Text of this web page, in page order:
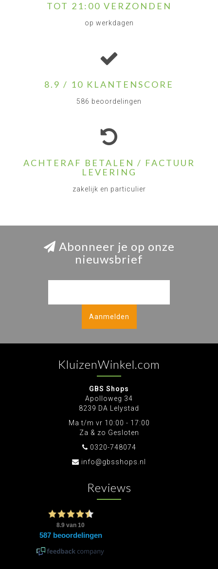
TOT 21:00 VERZONDEN
op werkdagen
8.9 / 10 KLANTENSCORE
586 beoordelingen
ACHTERAF BETALEN / FACTUUR
LEVERING
zakelijk en particulier
Abonneer je op onze
nieuwsbrief
Aanmelden
KluizenWinkel.com
GBS Shops
Apolloweg 34
8239 DA Lelystad
Ma t/m vr 10:00 - 17:00
Za & zo Gesloten
0320-748074
info@gbsshops.nl
Reviews